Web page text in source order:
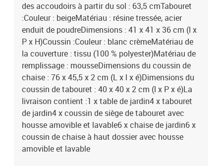
des accoudoirs à partir du sol : 63,5 cmTabouret
:Couleur : beigeMatériau : résine tressée, acier
enduit de poudreDimensions : 41 x 41 x 36 cm (l x
P x H)Coussin :Couleur : blanc crèmeMatériau de
la couverture : tissu (100 % polyester)Matériau de
remplissage : mousseDimensions du coussin de
chaise : 76 x 45,5 x 2 cm (L x l x é)Dimensions du
coussin de tabouret : 40 x 40 x 2 cm (l x P x é)La
livraison contient :1 x table de jardin4 x tabouret
de jardin4 x coussin de siège de tabouret avec
housse amovible et lavable6 x chaise de jardin6 x
coussin de chaise à haut dossier avec housse
amovible et lavable